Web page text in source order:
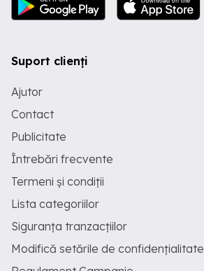
Suport clienți
Ajutor
Contact
Publicitate
Întrebări frecvente
Termeni și condiții
Lista categoriilor
Siguranța tranzacțiilor
Modifică setările de confidențialitate